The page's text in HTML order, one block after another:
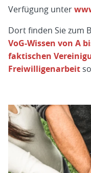
Verfügung unter
Dort finden Sie zum
VoG-Wissen von A
faktischen
Freiwilligenarbeit